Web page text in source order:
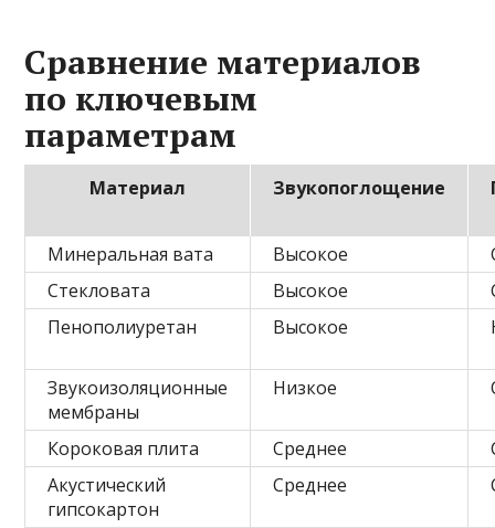
Сравнение материалов
по ключевым
параметрам
Материал Звукопоглощение
Минеральная вата Высокое
Стекловата
Высокое
Пенополиуретан
Высокое
Звукоизоляционные
мембраны
Низкое
Короковая плита Среднее
Акустический
гипсокартон
Среднее